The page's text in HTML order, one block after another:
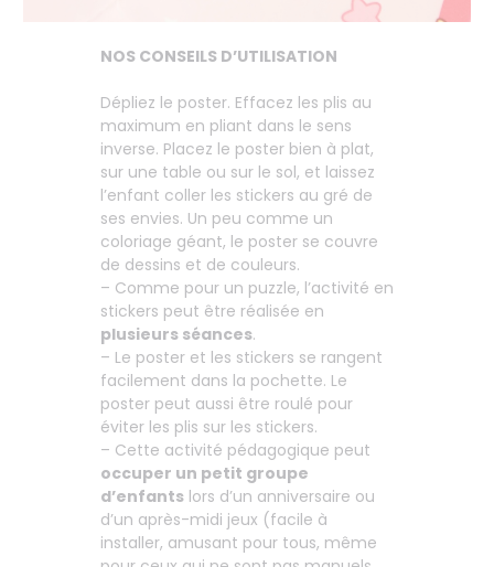
NOS CONSEILS D’UTILISATION
Dépliez le poster. Effacez les plis au
maximum en pliant dans le sens
inverse. Placez le poster bien à plat,
sur une table ou sur le sol, et laissez
l’enfant coller les stickers au gré de
ses envies. Un peu comme un
coloriage géant, le poster se couvre
de dessins et de couleurs.
– Comme pour un puzzle, l’activité en
stickers peut être réalisée en
plusieurs séances.
– Le poster et les stickers se rangent
facilement dans la pochette. Le
poster peut aussi être roulé pour
éviter les plis sur les stickers.
– Cette activité pédagogique peut
occuper un petit groupe
d’enfants lors d’un anniversaire ou
d’un après-midi jeux (facile à
installer, amusant pour tous, même